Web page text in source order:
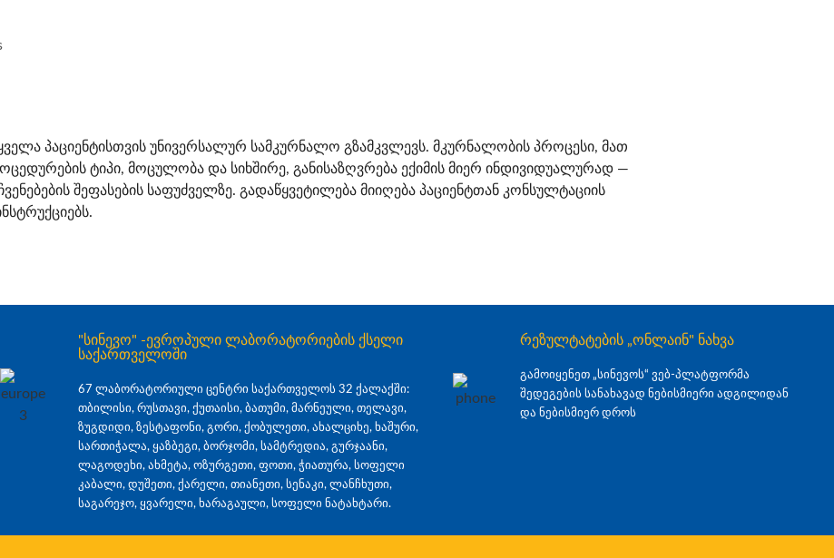
პაციენტისთვის უნივერსალურ სამკურნალო გზამკვლევს. მკურნალობის პროცესი, მათ
ტიპი, მოცულობა და სიხშირე, განისაზღვრება ექიმის მიერ ინდივიდუალურად —
შეფასების საფუძველზე. გადაწყვეტილება მიიღება პაციენტთან კონსულტაციის
"სინევო" -ევროპული ლაბორატორიების ქსელი
საქართველოში
67 ლაბორატორიული ცენტრი საქართველოს 32 ქალაქში:
თბილისი, რუსთავი, ქუთაისი, ბათუმი, მარნეული, თელავი,
ზუგდიდი, ზესტაფონი, გორი, ქობულეთი, ახალციხე, ხაშური,
სართიჭალა, ყაზბეგი, ბორჯომი, სამტრედია, გურჯაანი,
ლაგოდეხი, ახმეტა, ოზურგეთი, ფოთი, ჭიათურა, სოფელი
კაბალი, დუშეთი, ქარელი, თიანეთი, სენაკი, ლანჩხუთი,
საგარეჯო, ყვარელი, ხარაგაული, სოფელი ნატახტარი.
რეზულტატების „ონლაინ" ნახვა
გამოიყენეთ „სინევოს“ ვებ-პლატფორმა
შედეგების სანახავად ნებისმიერი ადგილიდან
და ნებისმიერ დროს